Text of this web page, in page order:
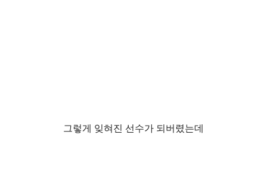
그렇게 잊혀진 선수가 되버렸는데